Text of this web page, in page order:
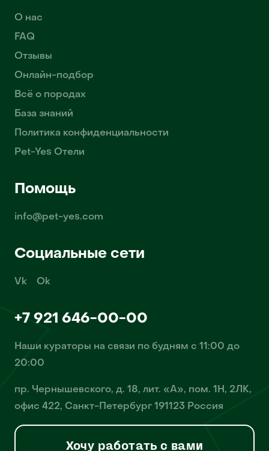
О нас
FAQ
Отзывы
Онлайн-подбор
Всё о породах
База знаний
Политика конфиденциальности
Pet-Yes Отели
Помощь
info@pet-yes.com
Социальные сети
Vk Ok
+7 921 646-00-00
Наши кураторы на связи по будням с 11:00 до
20:00
пр. Чернышевского, д. 18, лит. «А», пом. 1Н, 2ЛК,
офис 422, Санкт-Петербург 191123 Россия
Хочу работать с вами